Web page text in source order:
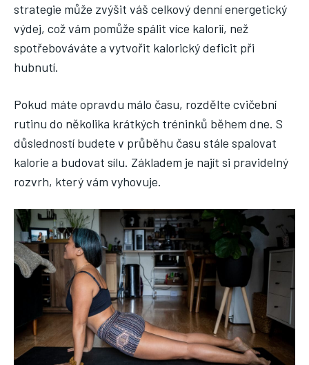
strategie může zvýšit váš celkový denní energetický
výdej, což vám pomůže spálit více kalorií, než
spotřebováváte a vytvořit kalorický deficit při
hubnutí.
Pokud máte opravdu málo času, rozdělte cvičební
rutinu do několika krátkých tréninků během dne. S
důsledností budete v průběhu času stále spalovat
kalorie a budovat sílu. Základem je najít si pravidelný
rozvrh, který vám vyhovuje.